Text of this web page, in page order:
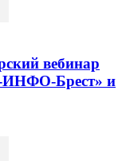
вебинар
Брест» и